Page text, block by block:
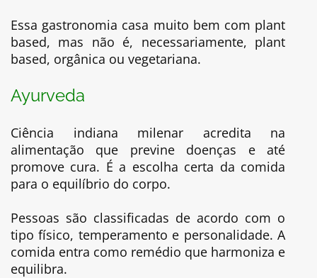
Essa gastronomia casa muito bem com plant
based, mas não é, necessariamente, plant
based, orgânica ou vegetariana.
Ayurveda
Ciência indiana milenar acredita na
alimentação que previne doenças e até
promove cura. É a escolha certa da comida
para o equilíbrio do corpo.
Pessoas são classificadas de acordo com o
tipo físico, temperamento e personalidade. A
comida entra como remédio que harmoniza e
equilibra.